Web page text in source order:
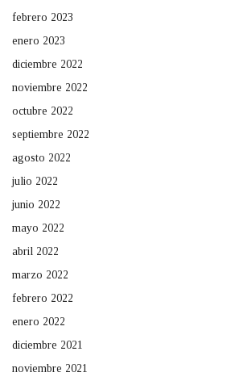
febrero 2023
enero 2023
diciembre 2022
noviembre 2022
octubre 2022
septiembre 2022
agosto 2022
julio 2022
junio 2022
mayo 2022
abril 2022
marzo 2022
febrero 2022
enero 2022
diciembre 2021
noviembre 2021